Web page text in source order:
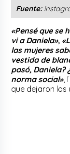
Fuente:
«Pensé que se
vi a Daniela»,
las mujeres
vestida de
pasó, Daniela?
norma social»,
que dejaron los